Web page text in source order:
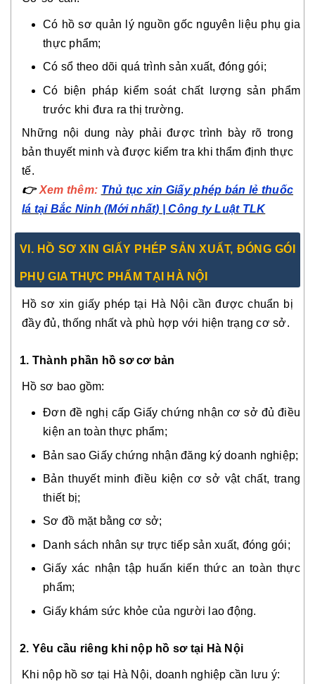
Có hồ sơ quản lý nguồn gốc nguyên liệu phụ gia
thực phẩm;
Có sổ theo dõi quá trình sản xuất, đóng gói;
Có biện pháp kiểm soát chất lượng sản phẩm
trước khi đưa ra thị trường.
Những nội dung này phải được trình bày rõ trong
bản thuyết minh và được kiểm tra khi thẩm định thực
tế.
👉Xem thêm: Thủ tục xin Giấy phép bán lẻ thuốc
lá tại Bắc Ninh (Mới nhất) | Công ty Luật TLK
VI. HỒ SƠ XIN GIẤY PHÉP SẢN XUẤT, ĐÓNG GÓI
PHỤ GIA THỰC PHẨM TẠI HÀ NỘI
Hồ sơ xin giấy phép tại Hà Nội cần được chuẩn bị
đầy đủ, thống nhất và phù hợp với hiện trạng cơ sở.
1. Thành phần hồ sơ cơ bản
Hồ sơ bao gồm:
Đơn đề nghị cấp Giấy chứng nhận cơ sở đủ điều
kiện an toàn thực phẩm;
Bản sao Giấy chứng nhận đăng ký doanh nghiệp;
Bản thuyết minh điều kiện cơ sở vật chất, trang
thiết bị;
Sơ đồ mặt bằng cơ sở;
Danh sách nhân sự trực tiếp sản xuất, đóng gói;
Giấy xác nhận tập huấn kiến thức an toàn thực
phẩm;
Giấy khám sức khỏe của người lao động.
2. Yêu cầu riêng khi nộp hồ sơ tại Hà Nội
Khi nộp hồ sơ tại Hà Nội, doanh nghiệp cần lưu ý: